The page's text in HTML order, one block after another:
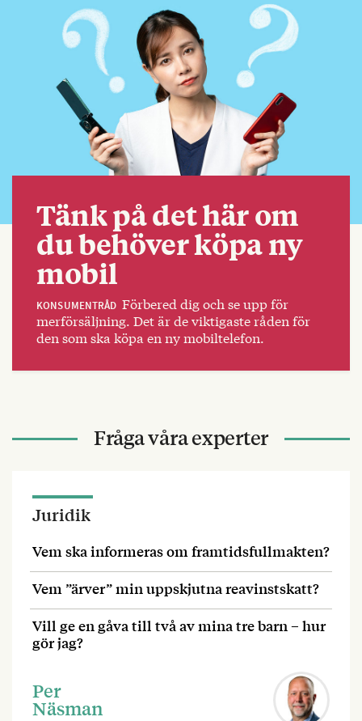
Tänk på det här om
du behöver köpa ny
mobil
KONSUMENTRÅD Förbered dig och se upp för
merförsäljning. Det är de viktigaste råden för
den som ska köpa en ny mobiltelefon.
Fråga våra experter
Juridik
Vem ska informeras om framtidsfullmakten?
Vem ”ärver” min uppskjutna reavinstskatt?
Vill ge en gåva till två av mina tre barn – hur
gör jag?
Per
Näsman